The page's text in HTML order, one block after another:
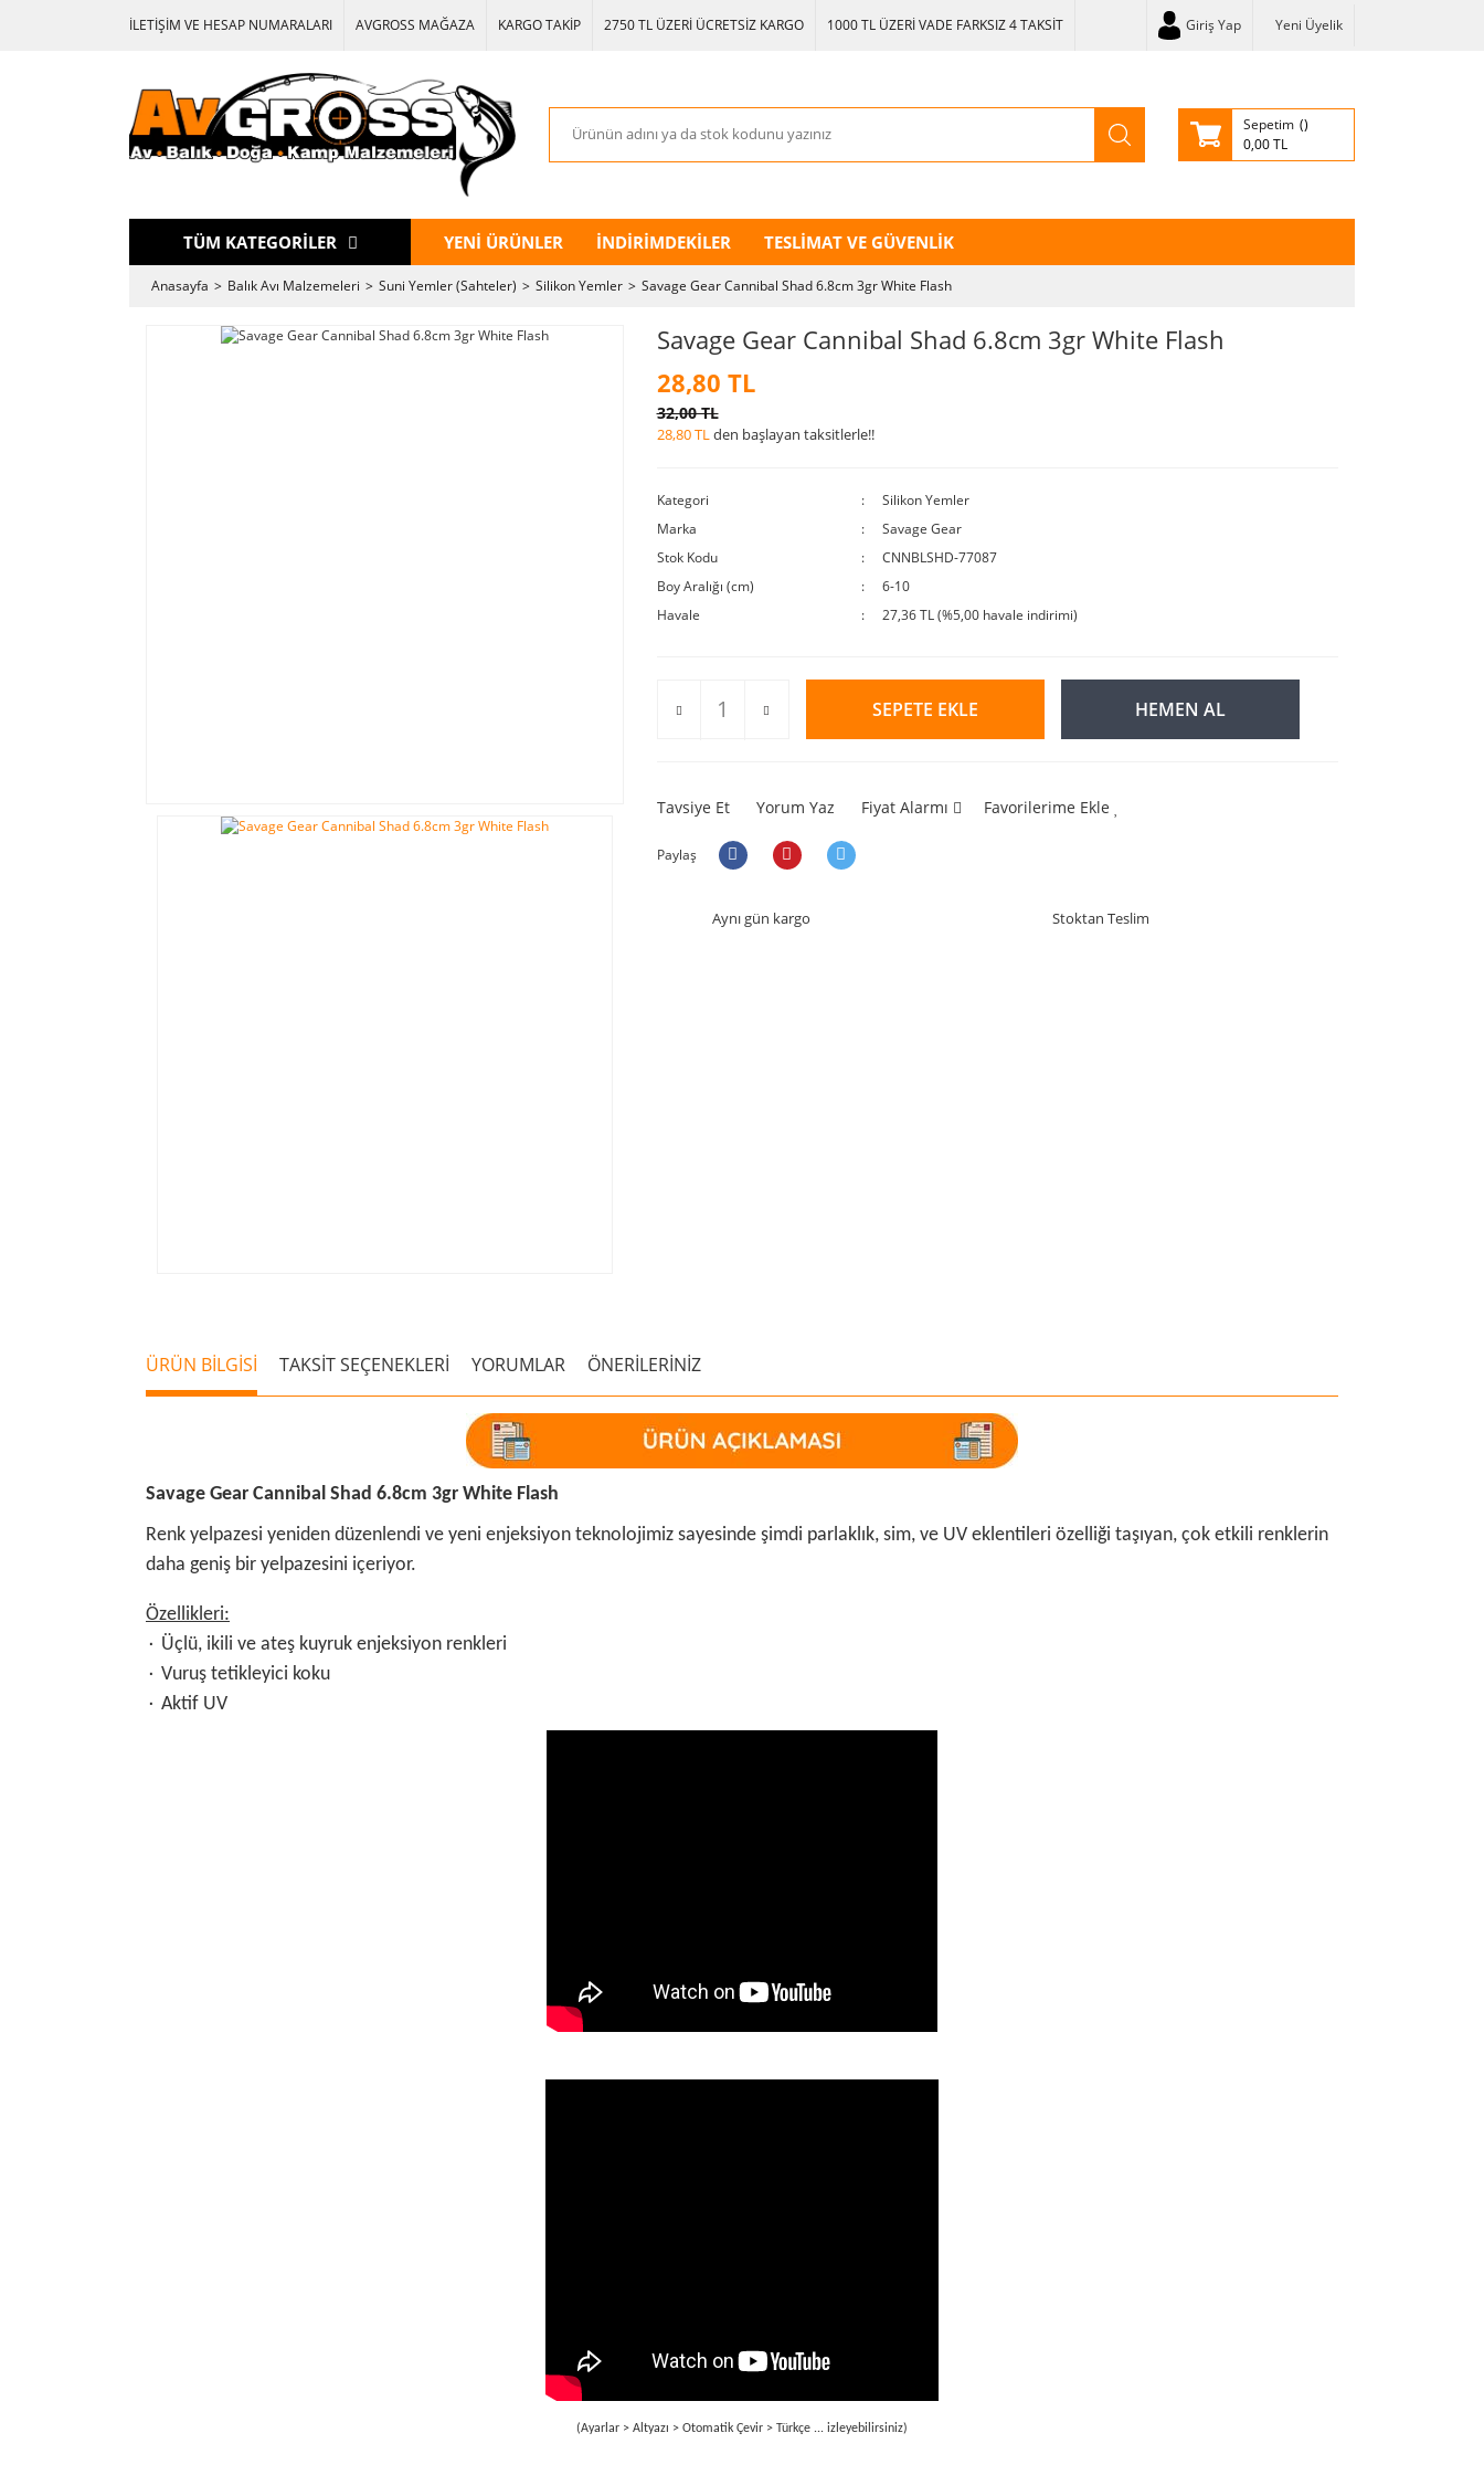
İLETİŞİM VE HESAP NUMARALARI AVGROSS MAĞAZA KARGO TAKİP 2750 TL ÜZERİ ÜCRETSİZ KARGO 1000 TL ÜZERİ VADE FARKSIZ 4 TAKSİT Giriş Yap Yeni Üyelik
Sepetim
0,00 TL
TÜM KATEGORİLER YENİ ÜRÜNLER İNDİRİMDEKİLER TESLİMAT VE GÜVENLİK
Anasayfa Balık Avı Malzemeleri Suni Yemler (Sahteler) Silikon Yemler Savage Gear Cannibal Shad 6.8cm 3gr White Flash
Savage Gear Cannibal Shad 6.8cm 3gr White Flash
28,80 TL
32,00 TL
28,80 TL den başlayan taksitlerle!!
Kategori
Silikon Yemler
Marka
Savage Gear
Stok Kodu
CNNBLSHD-77087
Boy Aralığı (cm)
6-10
Havale
27,36 TL (%5,00 havale indirimi)
SEPETE EKLE HEMEN AL
Tavsiye Et Yorum Yaz Fiyat Alarmı Favorilerime Ekle
Paylaş
Aynı gün kargo Stoktan Teslim
ÜRÜN BİLGİSİ TAKSİT SEÇENEKLERİ YORUMLAR ÖNERİLERİNİZ
Savage Gear Cannibal Shad 6.8cm 3gr White Flash
Renk yelpazesi yeniden düzenlendi ve yeni enjeksiyon teknolojimiz sayesinde şimdi parlaklık, sim, ve UV eklentileri özelliği taşıyan, çok etkili renklerin
daha geniş bir yelpazesini içeriyor.
Özellikleri:
۰ Üçlü, ikili ve ateş kuyruk enjeksiyon renkleri
۰ Vuruş tetikleyici koku
۰ Aktif UV
(Ayarlar > Altyazı > Otomatik Çevir > Türkçe ... izleyebilirsiniz)